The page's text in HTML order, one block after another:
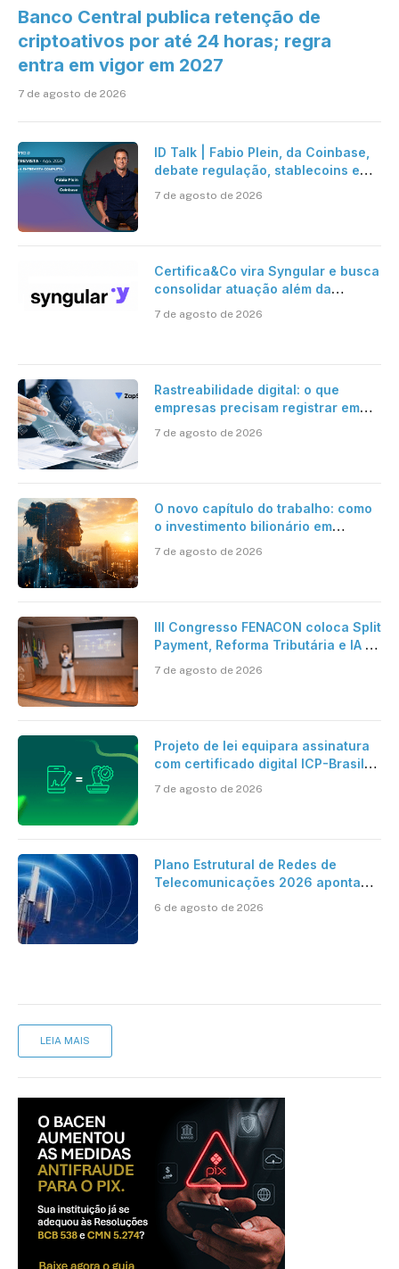
Banco Central publica retenção de
criptoativos por até 24 horas; regra
entra em vigor em 2027
7 de agosto de 2026
ID Talk | Fabio Plein, da Coinbase,
debate regulação, stablecoins e
7 de agosto de 2026
Certifica&Co vira Syngular e busca
consolidar atuação além da
7 de agosto de 2026
Rastreabilidade digital: o que
empresas precisam registrar em
7 de agosto de 2026
O novo capítulo do trabalho: como
o investimento bilionário em
verdadeira era da inteligência
7 de agosto de 2026
III Congresso FENACON coloca Split
Payment, Reforma Tributária e IA no
7 de agosto de 2026
Projeto de lei equipara assinatura
com certificado digital ICP-Brasil
cartório
7 de agosto de 2026
Plano Estrutural de Redes de
Telecomunicações 2026 aponta
mantém desafio
6 de agosto de 2026
LEIA MAIS